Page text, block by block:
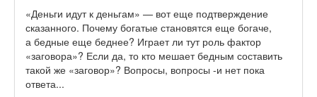
«Деньги идут к деньгам» — вот еще подтверждение
сказанного. Почему богатые становятся еще богаче,
а бедные еще беднее? Играет ли тут роль фактор
«заговора»? Если да, то кто мешает бедным составить
такой же «заговор»? Вопросы, вопросы -и нет пока
ответа...